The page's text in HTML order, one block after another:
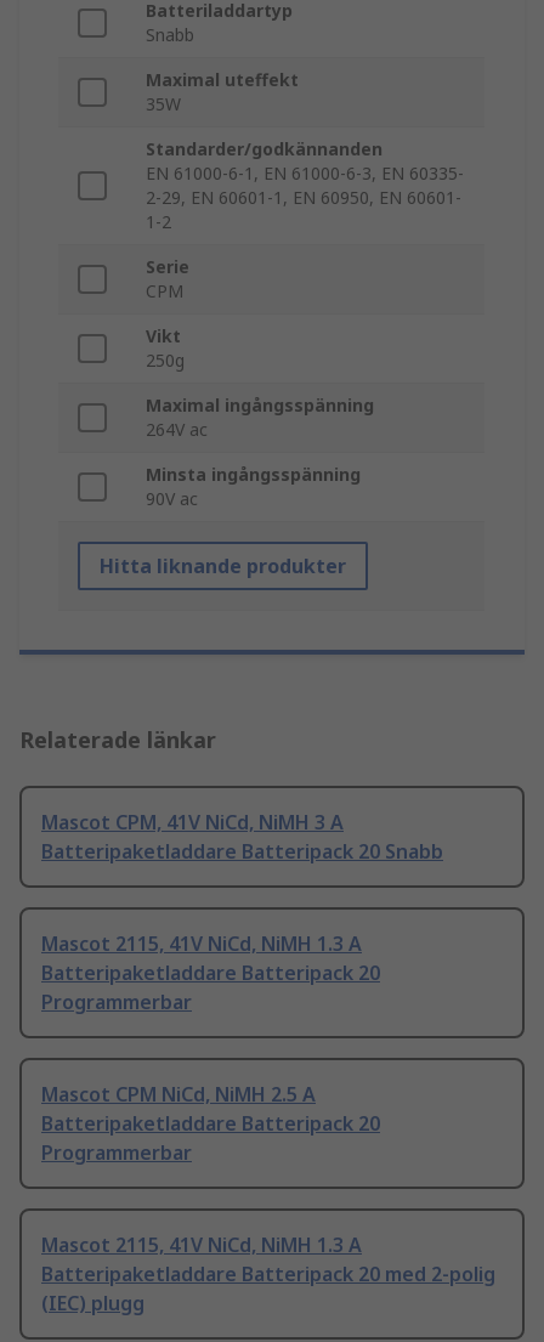
Batteriladdartyp
Snabb
Maximal uteffekt
35W
Standarder/godkännanden
EN 61000-6-1, EN 61000-6-3, EN 60335-
2-29, EN 60601-1, EN 60950, EN 60601-
1-2
Serie
CPM
Vikt
250g
Maximal ingångsspänning
264V ac
Minsta ingångsspänning
90V ac
Hitta liknande produkter
Relaterade länkar
Mascot CPM, 41V NiCd, NiMH 3 A
Batteripaketladdare Batteripack 20 Snabb
Mascot 2115, 41V NiCd, NiMH 1.3 A
Batteripaketladdare Batteripack 20
Programmerbar
Mascot CPM NiCd, NiMH 2.5 A
Batteripaketladdare Batteripack 20
Programmerbar
Mascot 2115, 41V NiCd, NiMH 1.3 A
Batteripaketladdare Batteripack 20 med 2-polig
(IEC) plugg